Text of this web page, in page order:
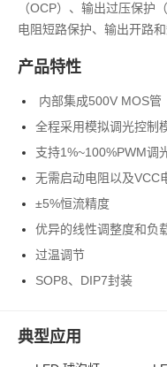
（OCP）、输出过压保护
电阻短路保护、输出开路
产品特性
内部集成500V MOS管
全程采用模拟调光控制
支持1%~100%PWM调
无需启动电阻以及VCC
±5%恒流精度
优异的线性调整度和负
过温调节
SOP8、DIP7封装
典型应用